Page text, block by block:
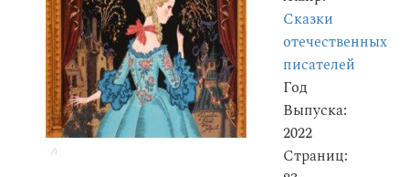
Сказки
отечественных
писателей
Год
Выпуска:
2022
Страниц: